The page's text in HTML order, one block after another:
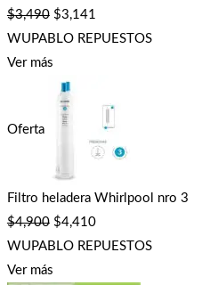
$3,490 $3,141
WUPABLO REPUESTOS
Ver más
Oferta
Filtro heladera Whirlpool nro 3
$4,900 $4,410
WUPABLO REPUESTOS
Ver más